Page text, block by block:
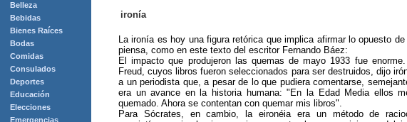
Belleza
Bebidas
Bienes Raíces
Bodas
Comidas
Consulados
Deportes
Educación
Elecciones
Emergencias
ironía
La ironía es hoy una figura retórica que implica afirmar lo opuesto
piensa, como en este texto del escritor Fernando Báez:
El impacto que produjeron las quemas de mayo 1933 fue enorme.
Freud, cuyos libros fueron seleccionados para ser destruidos, dijo
a un periodista que, a pesar de lo que pudiera comentarse,
era un avance en la historia humana: "En la Edad Media ellos
quemado. Ahora se contentan con quemar mis libros".
Para Sócrates, en cambio, la eironéia era un método de